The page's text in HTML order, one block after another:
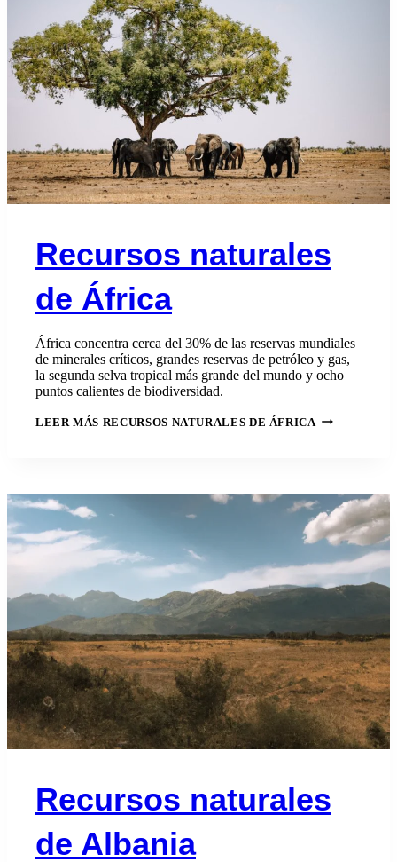
Recursos naturales
de África
África concentra cerca del 30% de las reservas mundiales
de minerales críticos, grandes reservas de petróleo y gas,
la segunda selva tropical más grande del mundo y ocho
puntos calientes de biodiversidad.
LEER MÁS RECURSOS NATURALES DE ÁFRICA
Recursos naturales
de Albania